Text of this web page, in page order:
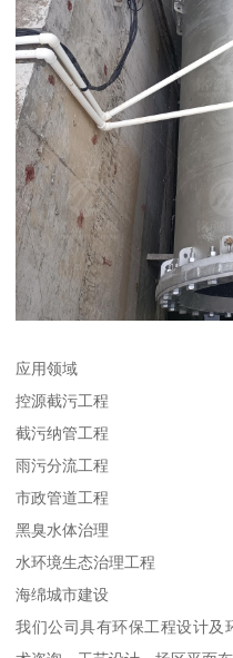
应用领域
控源截污工程
截污纳管工程
雨污分流工程
市政管道工程
黑臭水体治理
水环境生态治理工程
海绵城市建设
我们公司具有环保工程设计及